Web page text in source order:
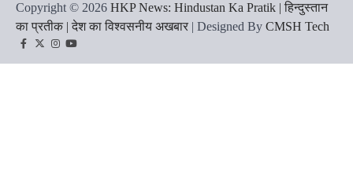
Copyright © 2026 HKP News: Hindustan Ka Pratik | हिन्दुस्तान
का प्रतीक | देश का विश्वसनीय अखबार | Designed By CMSH Tech
Facebook
TwitterInstagram
YouTube